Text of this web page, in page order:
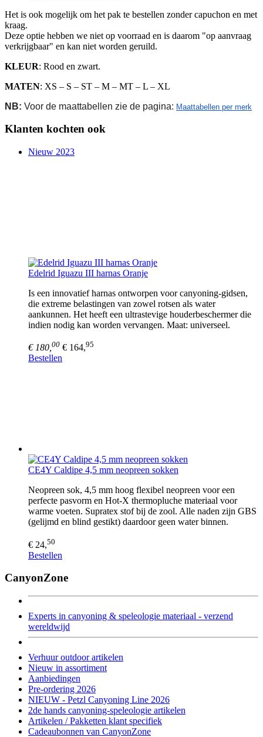
Het is ook mogelijk om het pak te bestellen zonder capuchon en met
kraag.
Deze optie hebben we niet op voorraad en is daarom "op aanvraag
verkrijgbaar" en kan niet worden geruild.
KLEUR: Rood en zwart.
MATEN: XS – S – ST – M – MT – L – XL
NB: Voor de maattabellen zie de pagina: Maattabellen per merk
Klanten kochten ook
Nieuw 2023
Edelrid Iguazu III harnas Oranje
Is een innovatief harnas ontworpen voor canyoning-gidsen,
die extreme belastingen van zowel rotsen als water
aankunnen. Het heeft een ultrastevige houderbeschermer die
indien nodig kan worden vervangen. Maat: universeel.
€ 180,00 € 164,95
Bestellen
CE4Y Caldipe 4,5 mm neopreen sokken
Neopreen sok, 4,5 mm hoog flexibel neopreen voor een
perfecte pasvorm en Hot-X thermopluche materiaal voor
warme voeten. Supratex stof bij de zool. Alle naden zijn GBS
(gelijmd en blind gestikt) daardoor geen water binnen.
€ 24,50
Bestellen
CanyonZone
Experts in canyoning & speleologie materiaal - verzend
wereldwijd
Verhuur outdoor artikelen
Nieuw in assortiment
Aanbiedingen
Pre-ordering 2026
NIEUW - Petzl Canyoning Line 2026
2de hands canyoning-speleologie artikelen
Artikelen / Pakketten klant specifiek
Cadeaubonnen van CanyonZone